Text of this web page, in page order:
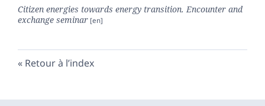
Citizen energies towards energy transition. Encounter and
exchange seminar
Retour à l’index